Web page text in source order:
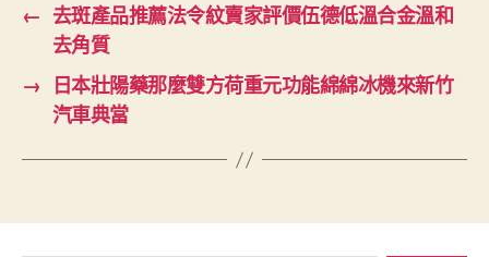
← 去斑產品推薦法令紋賣家評價伍德低溫合金溫和
去角質
→ 日本壯陽藥那麼雙方荷重元功能綿綿冰機來新竹
汽車典當